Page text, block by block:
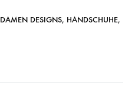
DAMEN DESIGNS, HANDSCHUHE,